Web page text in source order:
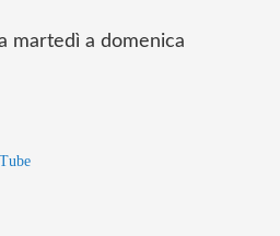
martedì a domenica